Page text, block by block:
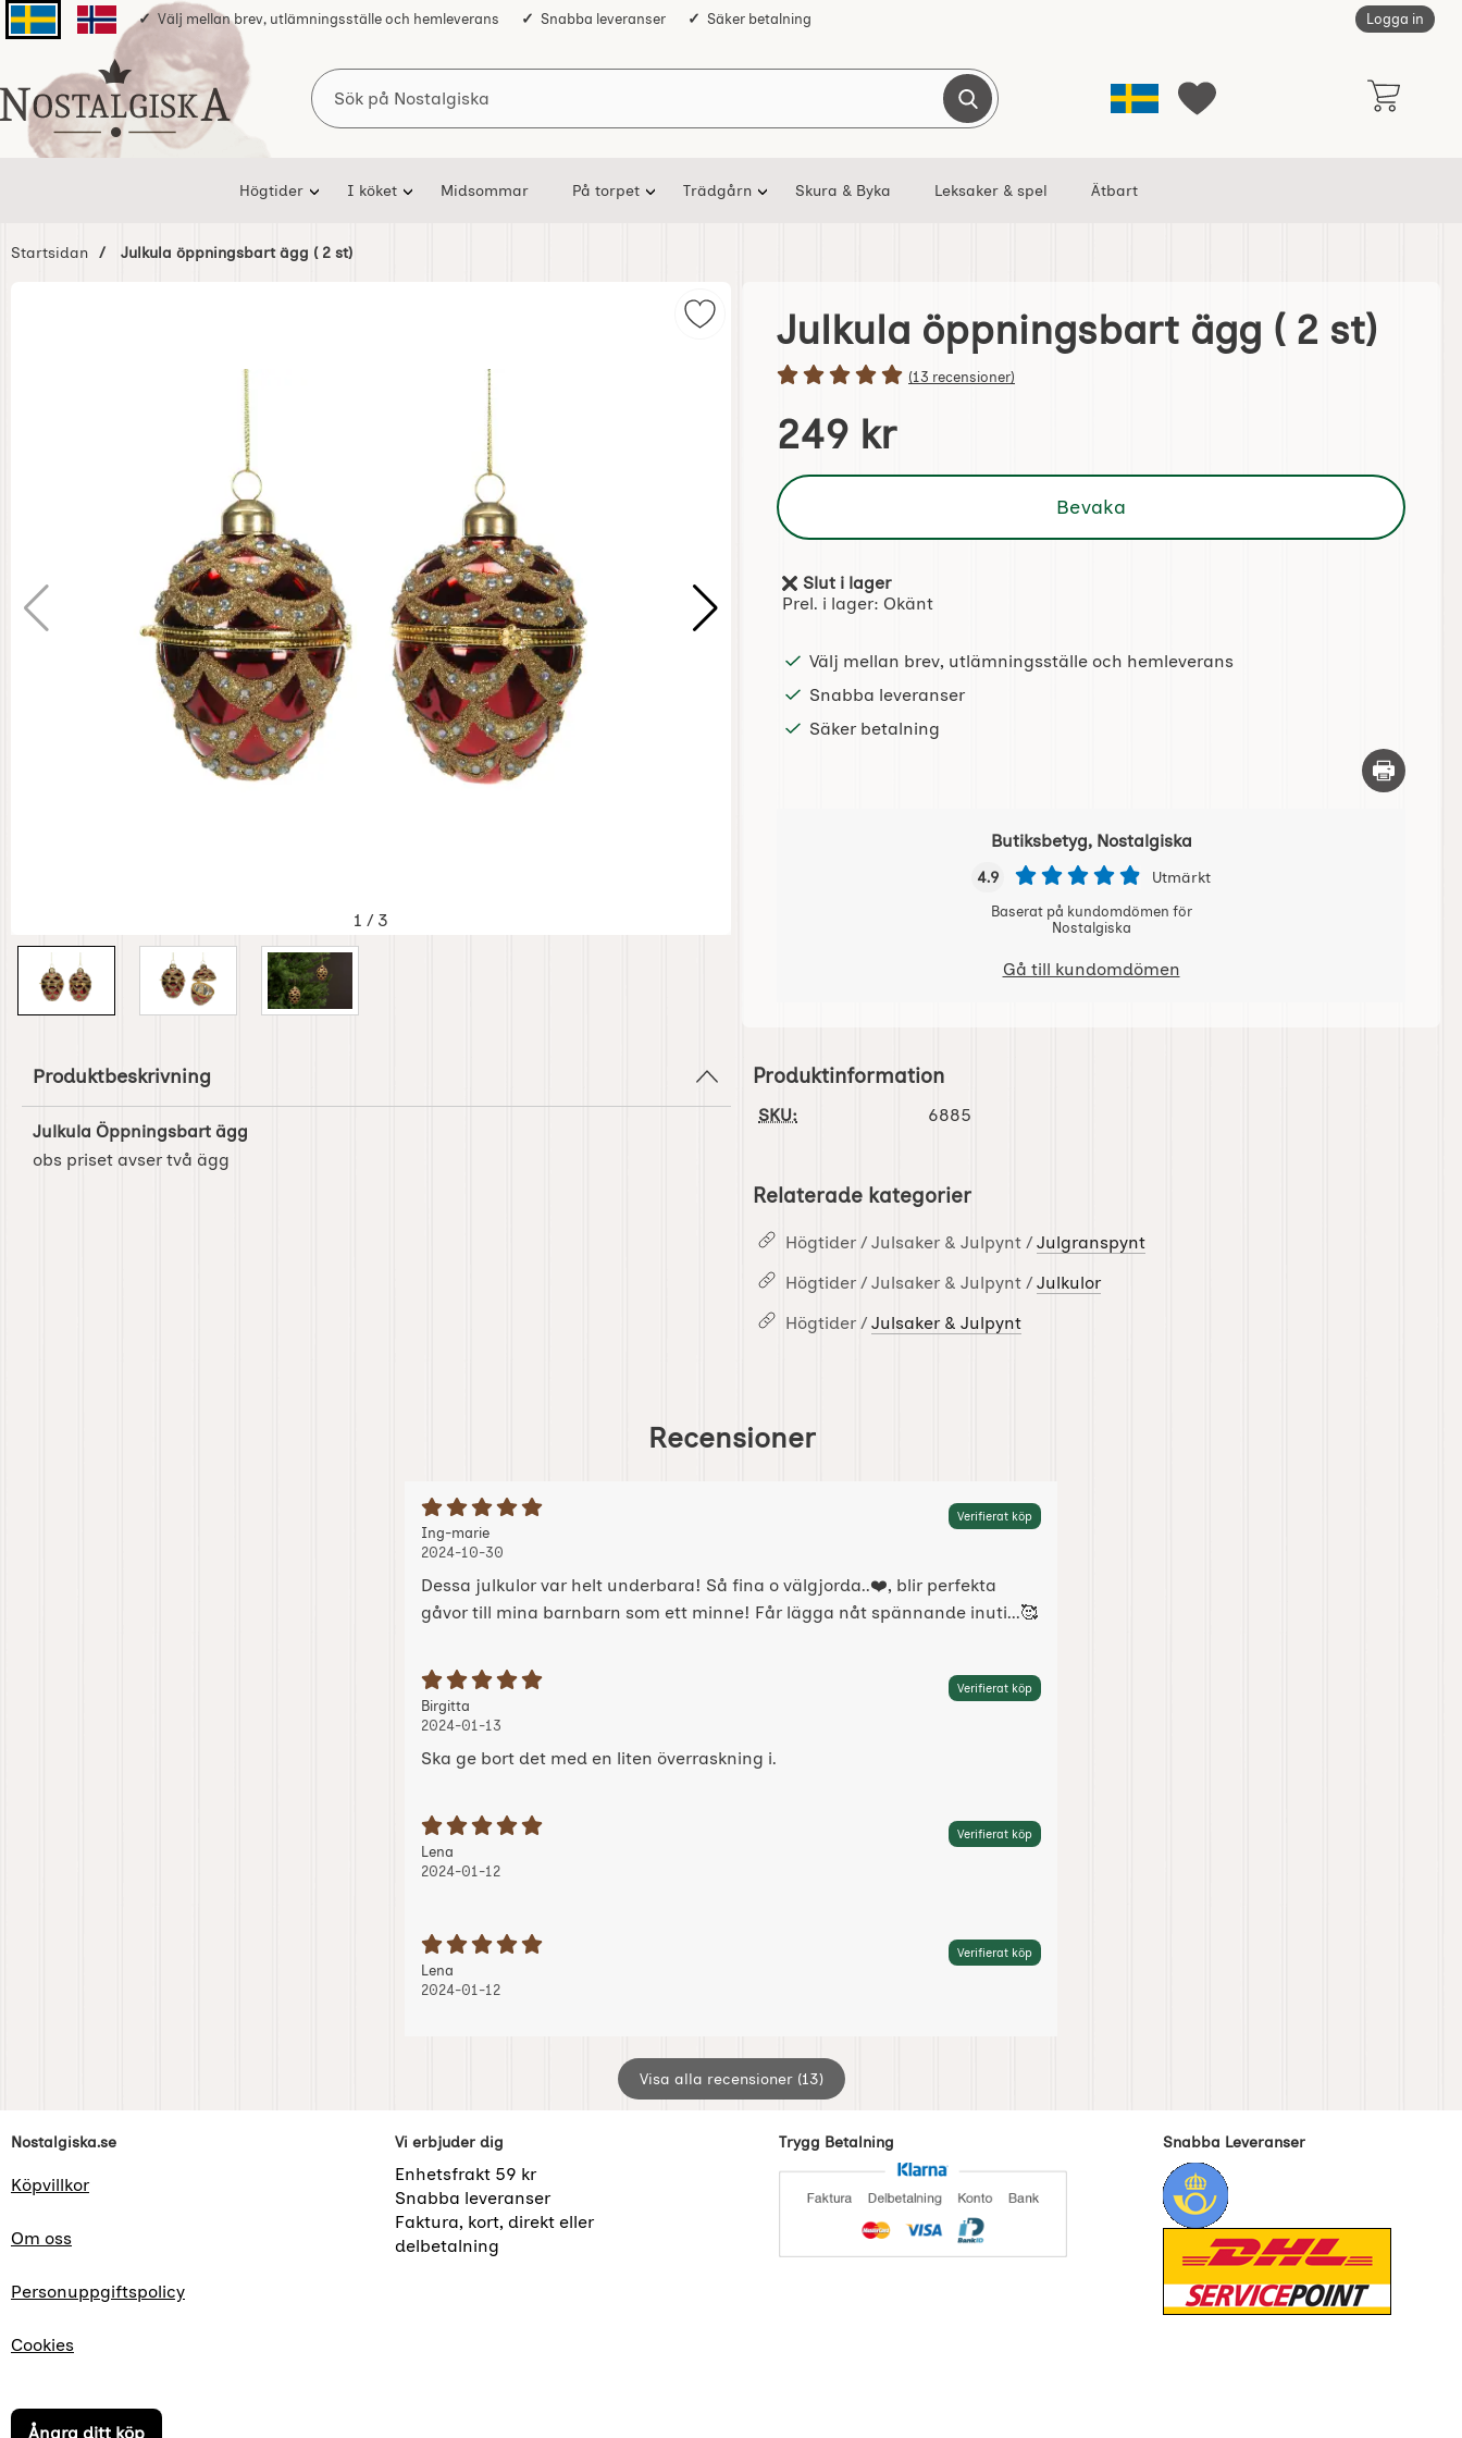
Svenska sidanNorska sidan
Välj mellan brev, utlämningsställe och hemleverans Snabba leveranser Säker betalning Logga in
Startsidan för Nostalgiska Sverige Mina favoriter
Sök
Genomför sökning
Högtider I köket Midsommar På torpet Trädgårn Skura & Byka Leksaker & spel Ätbart
Startsidan Julkula öppningsbart ägg ( 2 st)
Markera julkula öppningsbart ägg ( 2 st) som favorit
1 / 3
Julkula öppningsbart ägg ( 2 st)
Betyg: 5 stjärnor av 5
(13 recensioner)
Handla denna produkt Julkula öppningsbart ägg ( 2 st)
pris
249 kr
Bevaka
Tillgänglighet:
Slut i lager
Prel. i lager: Okänt
Välj mellan brev, utlämningsställe och hemleverans
Snabba leveranser
Säker betalning
Skriv ut
Butiksbetyg, Nostalgiska
4.9 Utmärkt
Baserat på kundomdömen för
Nostalgiska
Gå till kundomdömen
Produktbeskrivning
Julkula Öppningsbart ägg
obs priset avser två ägg
Produktinformation
SKU: 6885
Relaterade kategorier
Högtider / Julsaker & Julpynt / Julgranspynt
Högtider / Julsaker & Julpynt / Julkulor
Högtider / Julsaker & Julpynt
Recensioner
Betyg: 5 Stjärnor av 5 Verifierat köp
Recension av:
Ing-marie, 2024-10-30
, 2024-10-30
2024-10-30
Dessa julkulor var helt underbara! Så fina o välgjorda..❤️, blir perfekta
gåvor till mina barnbarn som ett minne! Får lägga nåt spännande inuti...🥰
Betyg: 5 Stjärnor av 5 Verifierat köp
Recension av:
Birgitta
2024-01-13
Ska ge bort det med en liten överraskning i.
Betyg: 5 Stjärnor av 5 Verifierat köp
Recension av:
Lena
2024-01-12
Betyg: 5 Stjärnor av 5 Verifierat köp
Recension av:
Lena
2024-01-12
Visa alla recensioner (13)
Sidfot Blandad info och länkar
Nostalgiska.se
Köpvillkor
Om oss
Personuppgiftspolicy
Cookies
Ångra ditt köp
Vi erbjuder dig
Enhetsfrakt 59 kr
Snabba leveranser
Faktura, kort, direkt eller
delbetalning
Trygg Betalning Snabba Leveranser